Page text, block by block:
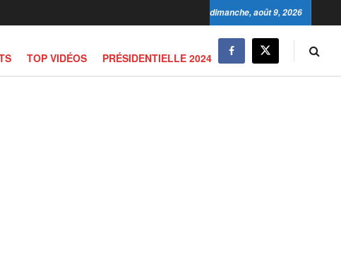
dimanche, août 9, 2026
TOP VIDÉOS PRÉSIDENTIELLE 2024